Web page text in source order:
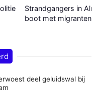
Strandgangers in
boot met migranten
deel geluidswal bij